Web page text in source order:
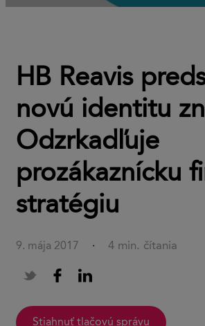
HB Reavis
novú identitu
Odzrkadľuje
prozákaznícku
stratégiu
9. mája 2017 · 4 min. čítania
stiahnuť tlačovú správu